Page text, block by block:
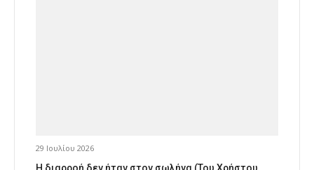
29 Ιουλίου 2026